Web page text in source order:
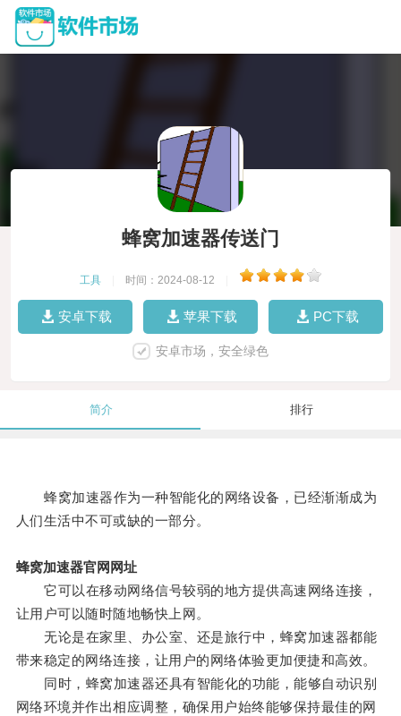
蜂窝加速器传送门
工具 时间：2024-08-12
安卓下载 苹果下载 PC下载
安卓市场，安全绿色
简介 排行
蜂窝加速器作为一种智能化的网络设备，已经渐渐成为
人们生活中不可或缺的一部分。
蜂窝加速器官网网址
它可以在移动网络信号较弱的地方提供高速网络连接，
让用户可以随时随地畅快上网。
无论是在家里、办公室、还是旅行中，蜂窝加速器都能
带来稳定的网络连接，让用户的网络体验更加便捷和高效。
同时，蜂窝加速器还具有智能化的功能，能够自动识别
网络环境并作出相应调整，确保用户始终能够保持最佳的网